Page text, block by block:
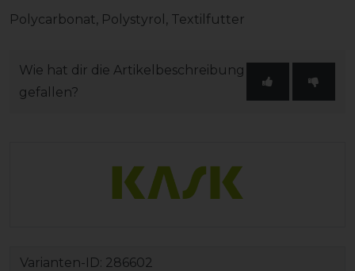
Polycarbonat, Polystyrol, Textilfutter
Wie hat dir die Artikelbeschreibung
gefallen?
Varianten-ID: 286602